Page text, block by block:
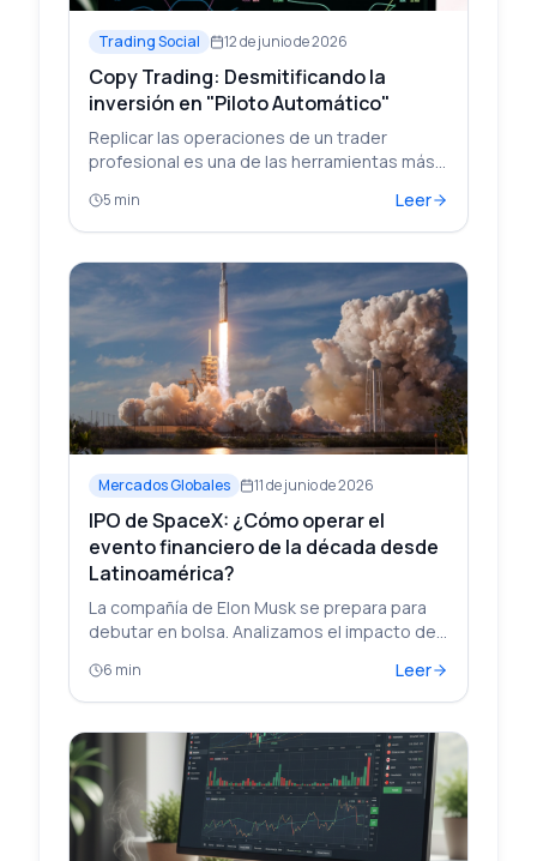
Trading Social 12 de junio de 2026
Copy Trading: Desmitificando la
inversión en "Piloto Automático"
Replicar las operaciones de un trader
profesional es una de las herramientas más
funcionamiento mecánico y los factores
clave que debes evaluar.
5 min Leer
Mercados Globales 11 de junio de 2026
IPO de SpaceX: ¿Cómo operar el
evento financiero de la década desde
Latinoamérica?
La compañía de Elon Musk se prepara para
debutar en bolsa. Analizamos el impacto de
oportunidades mediante CFDs.
6 min Leer